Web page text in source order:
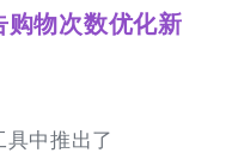
物次数优化新
中推出了